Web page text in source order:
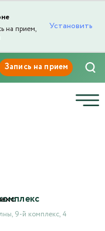
на прием,
Установить
9-й комплекс, 4